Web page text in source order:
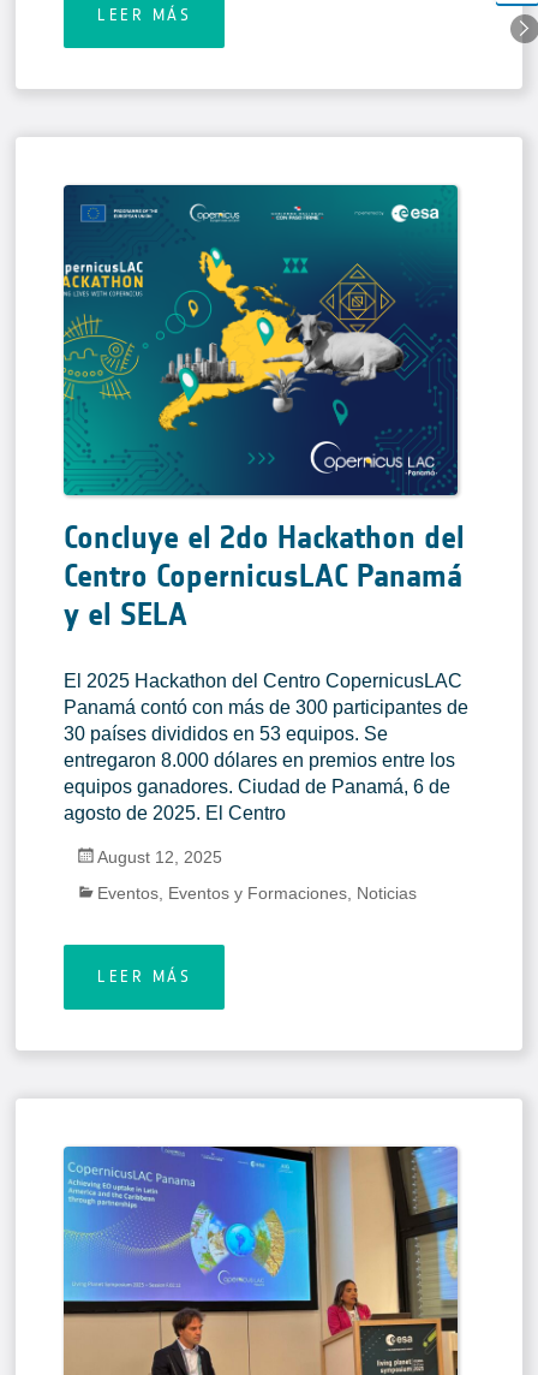
LEER MÁS
Concluye el 2do Hackathon del
Centro CopernicusLAC Panamá
y el SELA
El 2025 Hackathon del Centro CopernicusLAC
Panamá contó con más de 300 participantes de
30 países divididos en 53 equipos. Se
entregaron 8.000 dólares en premios entre los
equipos ganadores. Ciudad de Panamá, 6 de
agosto de 2025. El Centro
August 12, 2025
Eventos Eventos y Formaciones Noticias
LEER MÁS